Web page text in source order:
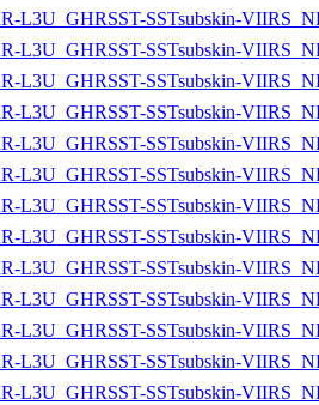
L3U_GHRSST-SSTsubskin-
L3U_GHRSST-SSTsubskin-
L3U_GHRSST-SSTsubskin-
L3U_GHRSST-SSTsubskin-
L3U_GHRSST-SSTsubskin-
L3U_GHRSST-SSTsubskin-
L3U_GHRSST-SSTsubskin-
L3U_GHRSST-SSTsubskin-
L3U_GHRSST-SSTsubskin-
L3U_GHRSST-SSTsubskin-
L3U_GHRSST-SSTsubskin-
L3U_GHRSST-SSTsubskin-
L3U_GHRSST-SSTsubskin-